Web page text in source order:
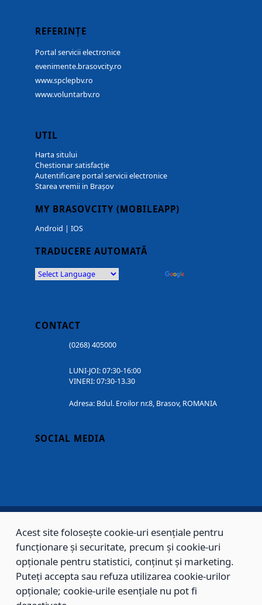
REFERINȚE
Portal servicii electronice
evenimente.brasovcity.ro
www.spclepbv.ro
www.voluntarbv.ro
UTIL
Harta sitului
Chestionar satisfacție
Autentificare portal servicii electronice
Starea vremii in Brașov
MY BRASOVCITY (MOBILEAPP)
Android | IOS
TRADUCERE AUTOMATĂ
CONTACT
(0268) 405000
LUNI-JOI: 07:30-16:00
VINERI: 07:30-13.30
Adresa: Bdul. Eroilor nr.8, Brasov, ROMANIA
SOCIAL MEDIA
Copyright © 2002 - 2026 - PRIMĂRIA MUNICIPIULUI BRAȘOV, toate drepturile
rezervate.
Sitemap Contact
Acest site folosește cookie-uri esențiale pentru
funcționare și securitate, precum și cookie-uri
opționale pentru statistici, conținut și marketing.
Puteți accepta sau refuza utilizarea cookie-urilor
opționale; cookie-urile esențiale nu pot fi